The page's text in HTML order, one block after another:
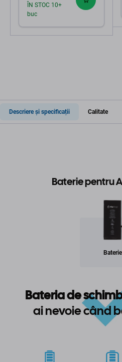
ÎN STOC 10+
buc
Descriere și specificații Calitate
Baterie pentru
Baterie
Bateria de
ai nevoie când